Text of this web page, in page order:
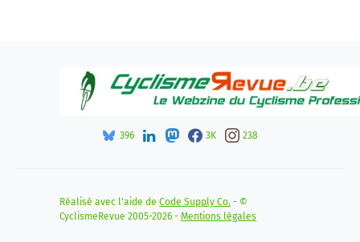
396 3K 238
Réalisé avec l'aide de Code Supply Co. - ©
CyclismeRevue 2005-2026 - Mentions légales